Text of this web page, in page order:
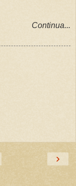
Continua...
›